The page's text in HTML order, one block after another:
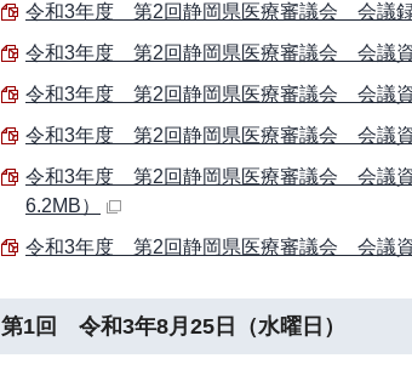
令和3年度 第2回静岡県医療審議会 会議録
令和3年度 第2回静岡県医療審議会 会議資
令和3年度 第2回静岡県医療審議会 会議資
令和3年度 第2回静岡県医療審議会 会議
令和3年度 第2回静岡県医療審議会 会議
6.2MB）
令和3年度 第2回静岡県医療審議会 会議
第1回 令和3年8月25日（水曜日）